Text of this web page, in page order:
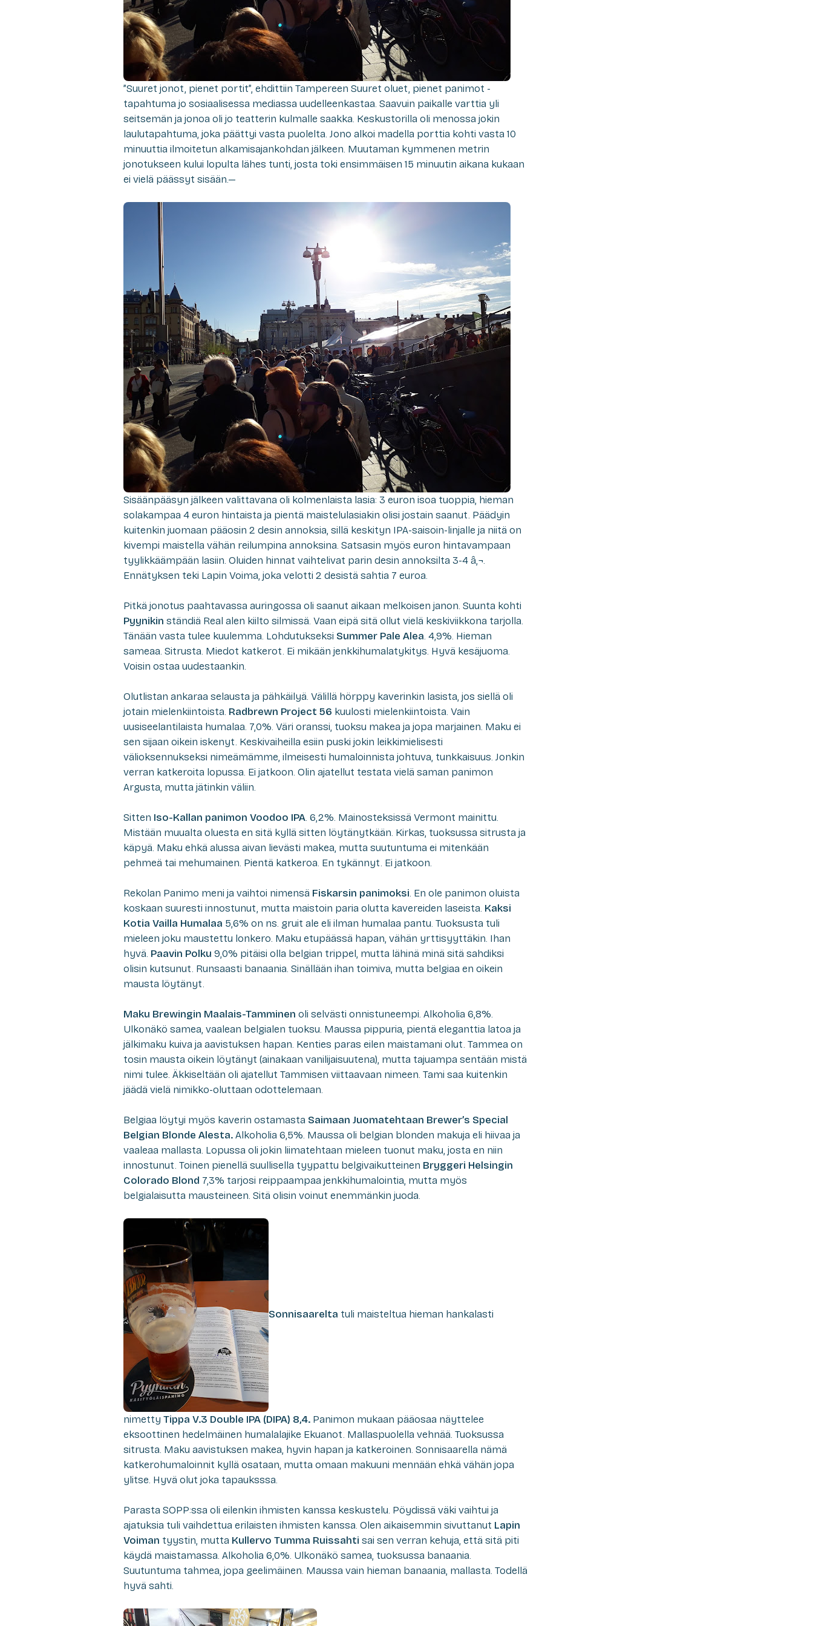
”Suuret jonot, pienet portit”, ehdittiin Tampereen Suuret oluet, pienet panimot -
tapahtuma jo sosiaalisessa mediassa uudelleenkastaa. Saavuin paikalle varttia yli
seitsemän ja jonoa oli jo teatterin kulmalle saakka. Keskustorilla oli menossa jokin
laulutapahtuma, joka päättyi vasta puolelta. Jono alkoi madella porttia kohti vasta 10
minuuttia ilmoitetun alkamisajankohdan jälkeen. Muutaman kymmenen metrin
jonotukseen kului lopulta lähes tunti, josta toki ensimmäisen 15 minuutin aikana kukaan
ei vielä päässyt sisään.—
Sisäänpääsyn jälkeen valittavana oli kolmenlaista lasia: 3 euron isoa tuoppia, hieman
solakampaa 4 euron hintaista ja pientä maistelulasiakin olisi jostain saanut. Päädyin
kuitenkin juomaan pääosin 2 desin annoksia, sillä keskityn IPA-saisoin-linjalle ja niitä on
kivempi maistella vähän reilumpina annoksina. Satsasin myös euron hintavampaan
tyylikkäämpään lasiin. Oluiden hinnat vaihtelivat parin desin annoksilta 3-4 â‚¬.
Ennätyksen teki Lapin Voima, joka velotti 2 desistä sahtia 7 euroa.
Pitkä jonotus paahtavassa auringossa oli saanut aikaan melkoisen janon. Suunta kohti
Pyynikin ständiä Real alen kiilto silmissä. Vaan eipä sitä ollut vielä keskiviikkona tarjolla.
Tänään vasta tulee kuulemma. Lohdutukseksi Summer Pale Alea. 4,9%. Hieman
sameaa. Sitrusta. Miedot katkerot. Ei mikään jenkkihumalatykitys. Hyvä kesäjuoma.
Voisin ostaa uudestaankin.
Olutlistan ankaraa selausta ja pähkäilyä. Välillä hörppy kaverinkin lasista, jos siellä oli
jotain mielenkiintoista. Radbrewn Project 56 kuulosti mielenkiintoista. Vain
uusiseelantilaista humalaa. 7,0%. Väri oranssi, tuoksu makea ja jopa marjainen. Maku ei
sen sijaan oikein iskenyt. Keskivaiheilla esiin puski jokin leikkimielisesti
välioksennukseksi nimeämämme, ilmeisesti humaloinnista johtuva, tunkkaisuus. Jonkin
verran katkeroita lopussa. Ei jatkoon. Olin ajatellut testata vielä saman panimon
Argusta, mutta jätinkin väliin.
Sitten Iso-Kallan panimon Voodoo IPA. 6,2%. Mainosteksissä Vermont mainittu.
Mistään muualta oluesta en sitä kyllä sitten löytänytkään. Kirkas, tuoksussa sitrusta ja
käpyä. Maku ehkä alussa aivan lievästi makea, mutta suutuntuma ei mitenkään
pehmeä tai mehumainen. Pientä katkeroa. En tykännyt. Ei jatkoon.
Rekolan Panimo meni ja vaihtoi nimensä Fiskarsin panimoksi. En ole panimon oluista
koskaan suuresti innostunut, mutta maistoin paria olutta kavereiden laseista. Kaksi
Kotia Vailla Humalaa 5,6% on ns. gruit ale eli ilman humalaa pantu. Tuoksusta tuli
mieleen joku maustettu lonkero. Maku etupäässä hapan, vähän yrttisyyttäkin. Ihan
hyvä. Paavin Polku 9,0% pitäisi olla belgian trippel, mutta lähinä minä sitä sahdiksi
olisin kutsunut. Runsaasti banaania. Sinällään ihan toimiva, mutta belgiaa en oikein
mausta löytänyt.
Maku Brewingin Maalais-Tamminen oli selvästi onnistuneempi. Alkoholia 6,8%.
Ulkonäkö samea, vaalean belgialen tuoksu. Maussa pippuria, pientä eleganttia latoa ja
jälkimaku kuiva ja aavistuksen hapan. Kenties paras eilen maistamani olut. Tammea on
tosin mausta oikein löytänyt (ainakaan vanilijaisuutena), mutta tajuampa sentään mistä
nimi tulee. Äkkiseltään oli ajatellut Tammisen viittaavaan nimeen. Tami saa kuitenkin
jäädä vielä nimikko-oluttaan odottelemaan.
Belgiaa löytyi myös kaverin ostamasta Saimaan Juomatehtaan Brewer’s Special
Belgian Blonde Alesta.Alkoholia 6,5%. Maussa oli belgian blonden makuja eli hiivaa ja
vaaleaa mallasta. Lopussa oli jokin liimatehtaan mieleen tuonut maku, josta en niin
innostunut. Toinen pienellä suullisella tyypattu belgivaikutteinen Bryggeri Helsingin
Colorado Blond 7,3% tarjosi reippaampaa jenkkihumalointia, mutta myös
belgialaisutta mausteineen. Sitä olisin voinut enemmänkin juoda.
Sonnisaarelta tuli maisteltua hieman hankalasti
nimetty Tippa V.3 Double IPA (DIPA) 8,4. Panimon mukaan pääosaa näyttelee
eksoottinen hedelmäinen humalalajike Ekuanot. Mallaspuolella vehnää. Tuoksussa
sitrusta. Maku aavistuksen makea, hyvin hapan ja katkeroinen. Sonnisaarella nämä
katkerohumaloinnit kyllä osataan, mutta omaan makuuni mennään ehkä vähän jopa
ylitse. Hyvä olut joka tapauksssa.
Parasta SOPP:ssa oli eilenkin ihmisten kanssa keskustelu. Pöydissä väki vaihtui ja
ajatuksia tuli vaihdettua erilaisten ihmisten kanssa. Olen aikaisemmin sivuttanut Lapin
Voiman tyystin, mutta Kullervo Tumma Ruissahti sai sen verran kehuja, että sitä piti
käydä maistamassa. Alkoholia 6,0%. Ulkonäkö samea, tuoksussa banaania.
Suutuntuma tahmea, jopa geelimäinen. Maussa vain hieman banaania, mallasta. Todellä
hyvä sahti.